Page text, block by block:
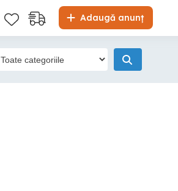
Adaugă anunț